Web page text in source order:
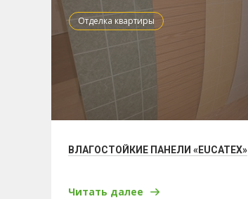
Отделка квартиры
ВЛАГОСТОЙКИЕ ПАНЕЛИ «EUCATEX»
Читать далее